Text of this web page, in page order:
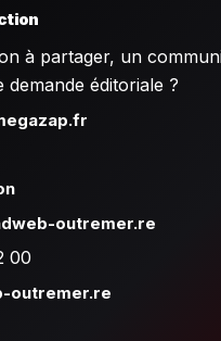
à partager, un
demande éditoriale ?
outremer.re
00
outremer.re